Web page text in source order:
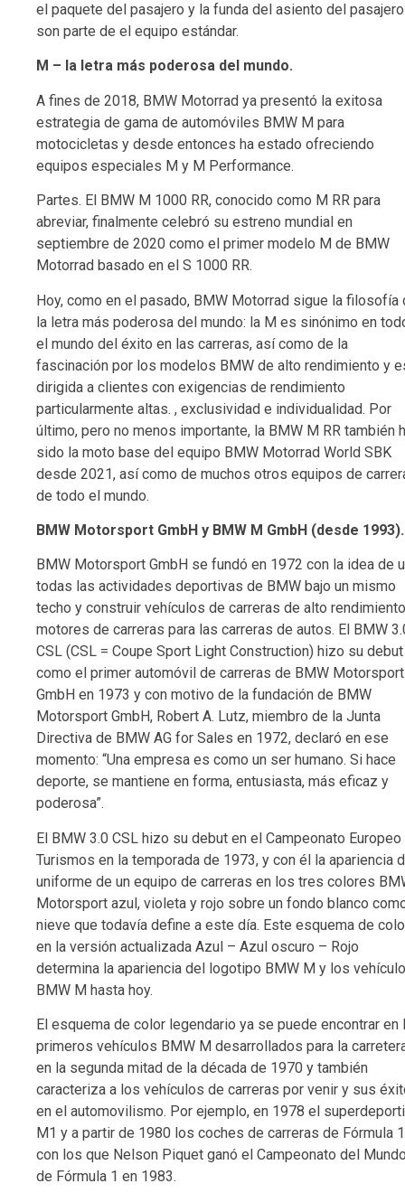
el paquete del pasajero y la funda del asiento del pasajero
son parte de el equipo estándar.
M – la letra más poderosa del mundo.
A fines de 2018, BMW Motorrad ya presentó la exitosa
estrategia de gama de automóviles BMW M para
motocicletas y desde entonces ha estado ofreciendo
equipos especiales M y M Performance.
Partes. El BMW M 1000 RR, conocido como M RR para
abreviar, finalmente celebró su estreno mundial en
septiembre de 2020 como el primer modelo M de BMW
Motorrad basado en el S 1000 RR.
Hoy, como en el pasado, BMW Motorrad sigue la filosofía
la letra más poderosa del mundo: la M es sinónimo en
el mundo del éxito en las carreras, así como de la
fascinación por los modelos BMW de alto rendimiento y
dirigida a clientes con exigencias de rendimiento
particularmente altas. , exclusividad e individualidad. Por
último, pero no menos importante, la BMW M RR también
sido la moto base del equipo BMW Motorrad World SBK
desde 2021, así como de muchos otros equipos de
de todo el mundo.
BMW Motorsport GmbH y BMW M GmbH (desde 1993).
BMW Motorsport GmbH se fundó en 1972 con la idea de
todas las actividades deportivas de BMW bajo un mismo
techo y construir vehículos de carreras de alto
motores de carreras para las carreras de autos. El BMW
CSL (CSL = Coupe Sport Light Construction) hizo su debut
como el primer automóvil de carreras de BMW Motorsport
GmbH en 1973 y con motivo de la fundación de BMW
Motorsport GmbH, Robert A. Lutz, miembro de la Junta
Directiva de BMW AG for Sales en 1972, declaró en ese
momento: “Una empresa es como un ser humano. Si hace
deporte, se mantiene en forma, entusiasta, más eficaz y
poderosa”.
El BMW 3.0 CSL hizo su debut en el Campeonato Europeo
Turismos en la temporada de 1973, y con él la apariencia
uniforme de un equipo de carreras en los tres colores
Motorsport azul, violeta y rojo sobre un fondo blanco
nieve que todavía define a este día. Este esquema de
en la versión actualizada Azul – Azul oscuro – Rojo
determina la apariencia del logotipo BMW M y los
BMW M hasta hoy.
El esquema de color legendario ya se puede encontrar en
primeros vehículos BMW M desarrollados para la
en la segunda mitad de la década de 1970 y también
caracteriza a los vehículos de carreras por venir y sus
en el automovilismo. Por ejemplo, en 1978 el
M1 y a partir de 1980 los coches de carreras de Fórmula 1
con los que Nelson Piquet ganó el Campeonato del
de Fórmula 1 en 1983.